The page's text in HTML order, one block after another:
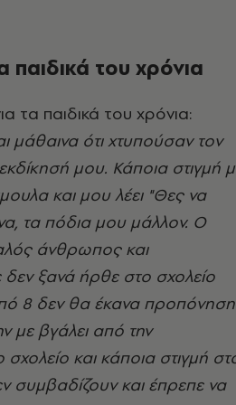
του χρόνια
τα παιδικά του χρόνια:
μάθαινα ότι χτυπούσαν τον
μου. Κάποια στιγμή
και μου λέει "Θες να
τα πόδια μου μάλλον. Ο
άνθρωπος και
ξανά ήρθε στο σχολείο
8 δεν θα έκανα
με βγάλει από την
και κάποια στιγμή
συμβαδίζουν και έπρεπε να